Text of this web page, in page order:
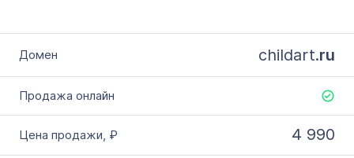
childart.ru
4 990